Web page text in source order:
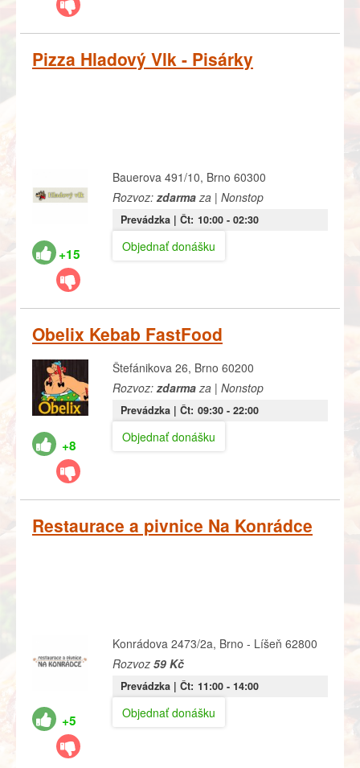
Pizza Hladový Vlk - Pisárky
+15
Bauerova 491/10, Brno 60300
Rozvoz: zdarmaza | Nonstop
Prevádzka | Čt: 10:00- 02:30
Objednať donášku
Obelix Kebab FastFood
+8
Štefánikova 26, Brno 60200
Rozvoz:zdarmaza | Nonstop
Prevádzka | Čt: 09:30- 22:00
Objednať donášku
Restaurace a pivnice Na Konrádce
+5
Konrádova 2473/2a, Brno - Líšeň 62800
Rozvoz 59 Kč
Prevádzka | Čt: 11:00- 14:00
Objednať donášku